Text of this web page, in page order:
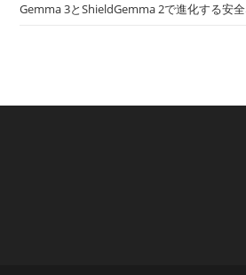
Gemma 3とShieldGemma 2で進化する安